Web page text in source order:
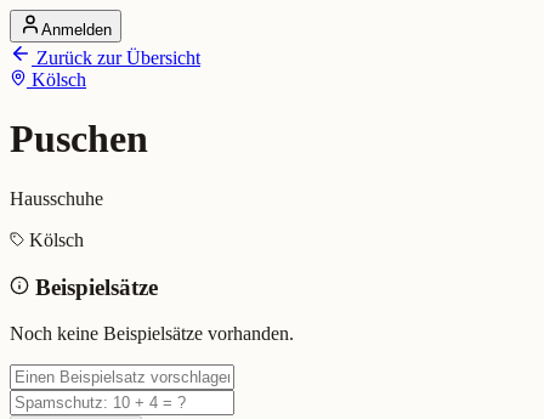
Startseite
Alle Dialekte
Dialekte vergleichen
Dialekt-Karte
Ranking
Puschen (Kölsch)
Bedeutung: Hausschuhe
Eingereicht von: Mundwerk Team
Anmelden
Zurück zur Übersicht
Kölsch
Puschen
Hausschuhe
Kölsch
Beispielsätze
Noch keine Beispielsätze vorhanden.